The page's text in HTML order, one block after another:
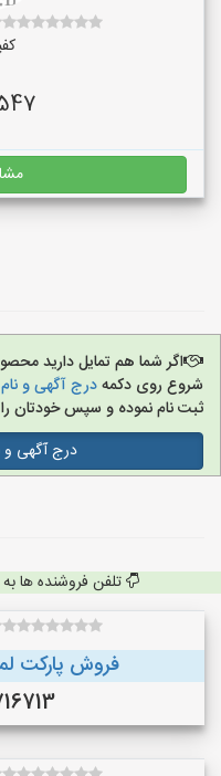
اگر شما هم تمایل دارید
شروع روی دکمهدرج آگهی و
ثبت نام نموده و سپس خودتان
درج آگهی و
تلفن فروشنده ها
فروش پارکت